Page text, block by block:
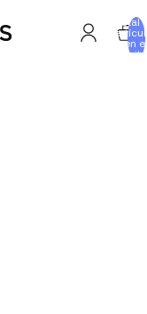
Total
en el